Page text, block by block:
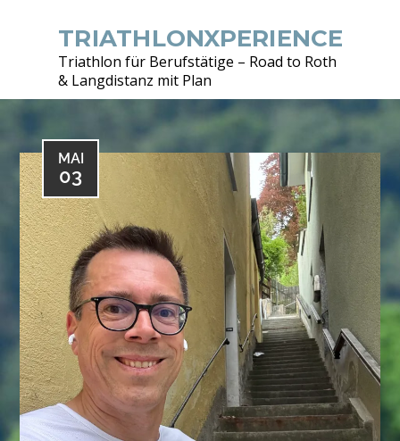
TRIATHLONXPERIENCE
Triathlon für Berufstätige – Road to Roth
& Langdistanz mit Plan
MAI
03